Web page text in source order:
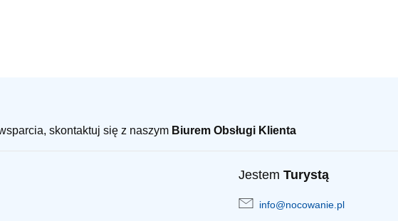
skontaktuj się z naszym Biurem Obsługi Klienta
Jestem Turystą
info@nocowanie.pl